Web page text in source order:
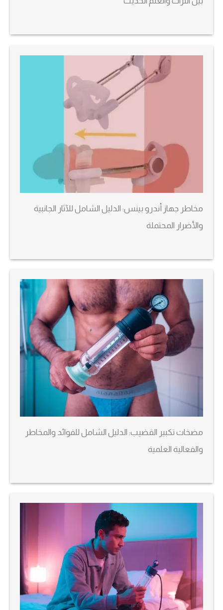
مخاطر جهاز أندرو بينس: الدليل الشامل للآثار الجانبية
والأضرار المحتملة
مضخات تكبير القضيب: الدليل الشامل للفوائد والمخاطر
والفعالية العلمية